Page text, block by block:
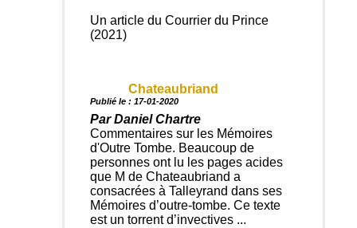
Un article du Courrier du Prince
(2021)
Chateaubriand
Publié le : 17-01-2020
Par Daniel Chartre
Commentaires sur les Mémoires
d'Outre Tombe. Beaucoup de
personnes ont lu les pages acides
que M de Chateaubriand a
consacrées à Talleyrand dans ses
Mémoires d’outre-tombe. Ce texte
est un torrent d’invectives ...